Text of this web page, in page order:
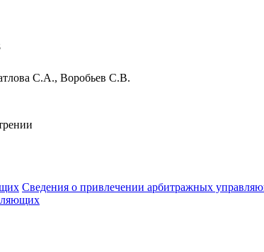
С.А., Воробьев С.В.
Сведения о привлечении арбитражных